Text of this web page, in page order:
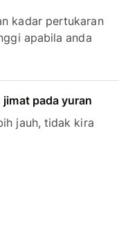
kadar pertukaran
apabila anda
pada yuran
jauh, tidak kira